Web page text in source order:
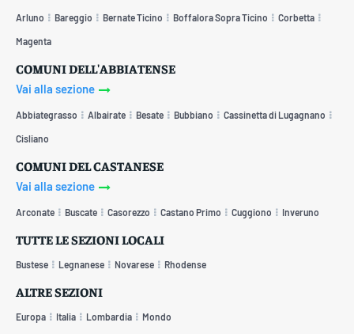
Arluno Bareggio Bernate Ticino Boffalora Sopra Ticino Corbetta
Magenta
COMUNI DELL'ABBIATENSE
Vai alla sezione
Abbiategrasso Albairate Besate Bubbiano Cassinetta di Lugagnano
Cisliano
COMUNI DEL CASTANESE
Vai alla sezione
Arconate Buscate Casorezzo Castano Primo Cuggiono Inveruno
TUTTE LE SEZIONI LOCALI
Bustese Legnanese Novarese Rhodense
ALTRE SEZIONI
Europa Italia Lombardia Mondo